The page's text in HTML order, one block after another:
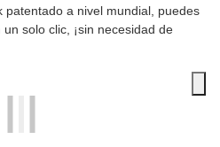
patentado a nivel mundial, puedes
solo clic, ¡sin necesidad de